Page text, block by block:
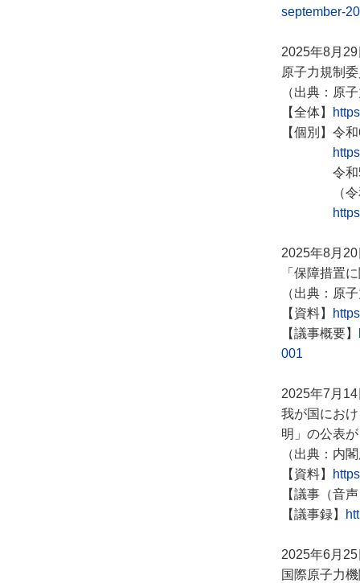
september-
2025年8月29
原子力規制
（出典：原
【全体】
【個別】令
令和5年度
（
2025年8月20
「保障措置
（出典：原
【資料】
【議事概要】
001
2025年7月14
我が国にお
明」の公表
（出典：内
【資料】
【議事（音
【議事録】
2025年6月25
国際原子力